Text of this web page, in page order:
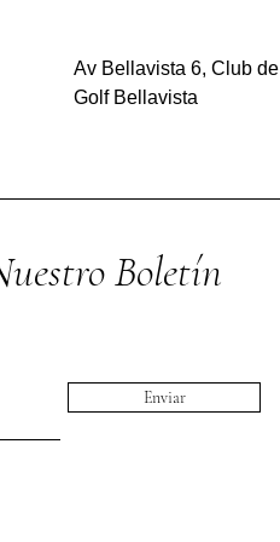
Av Bellavista 6, Club de
Golf Bellavista
Boletín
Enviar